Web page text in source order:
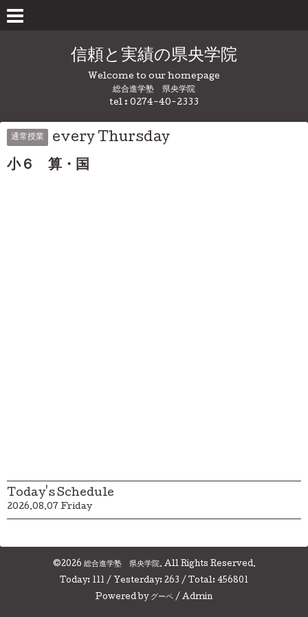
信頼と実績の県央学院
Welcome to our homepage
総合進学塾 県央学院
tel : 0274-40-2333
通常授業 every Thursday
小６ 算・国
Today's Schedule
2026.08.07 Friday
©2026 総合進学塾 県央学院. All Rights Reserved.
Today: 111 / Yesterday: 263 / Total: 456801
Powered by グーペ / Admin